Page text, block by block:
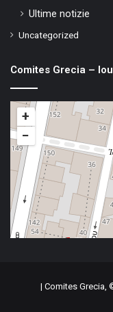
Ultime notizie
Uncategorized
Comites Grecia –
+
−
| Comites Grecia,